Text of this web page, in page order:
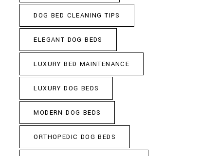
DOG BED CLEANING TIPS
ELEGANT DOG BEDS
LUXURY BED MAINTENANCE
LUXURY DOG BEDS
MODERN DOG BEDS
ORTHOPEDIC DOG BEDS